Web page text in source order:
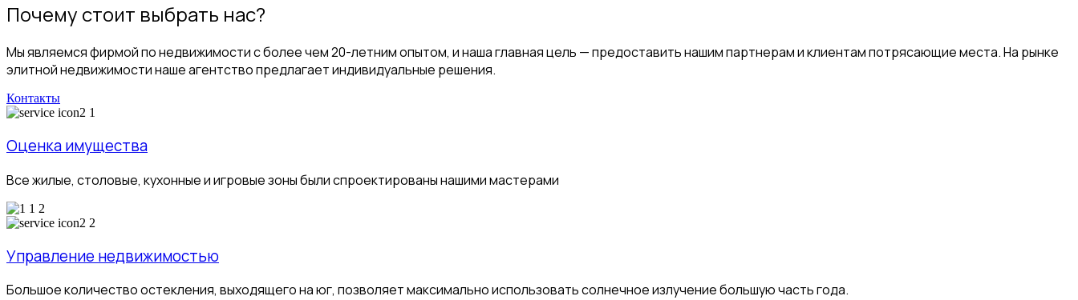
Почему стоит выбрать нас?
Мы являемся фирмой по недвижимости с более чем 20-летним опытом, и наша главная цель — предоставить нашим партнерам и клиентам потрясающие места. На рынке
элитной недвижимости наше агентство предлагает индивидуальные решения.
Контакты
Оценка имущества
Все жилые, столовые, кухонные и игровые зоны были спроектированы нашими мастерами
Управление недвижимостью
Большое количество остекления, выходящего на юг, позволяет максимально использовать солнечное излучение большую часть года.